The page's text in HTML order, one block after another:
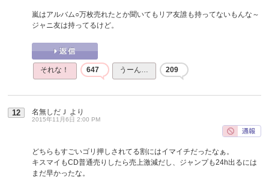
嵐はアルバム○万枚売れたとか聞いてもリア友誰も持ってないもんな～
ジャニ友は持ってるけど。
それな！ 647 うーん… 209
12 名無しだＪ より
2015年11月6日 2:00 PM
どちらもすごいゴリ押しされてる割にはイマイチだったなぁ。
キスマイもCD普通売りしたら売上激減だし、ジャンプも24h出るには
まだ早かったな。